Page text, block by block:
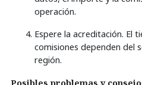
operación.
Espere la acreditación. El
comisiones dependen del
región.